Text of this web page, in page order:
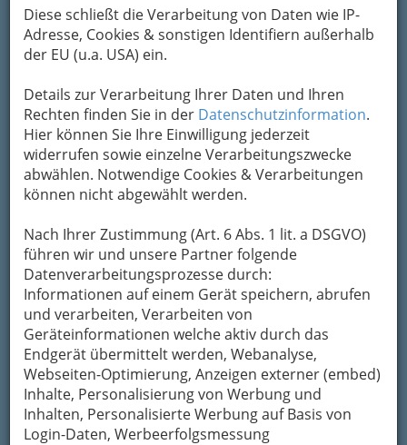
Diese schließt die Verarbeitung von Daten wie IP-
Adresse, Cookies & sonstigen Identifiern außerhalb
der EU (u.a. USA) ein.
Details zur Verarbeitung Ihrer Daten und Ihren
Rechten finden Sie in der Datenschutzinformation.
Hier können Sie Ihre Einwilligung jederzeit
widerrufen sowie einzelne Verarbeitungszwecke
abwählen. Notwendige Cookies & Verarbeitungen
können nicht abgewählt werden.
Nach Ihrer Zustimmung (Art. 6 Abs. 1 lit. a DSGVO)
führen wir und unsere Partner folgende
Datenverarbeitungsprozesse durch:
Informationen auf einem Gerät speichern, abrufen
und verarbeiten, Verarbeiten von
Geräteinformationen welche aktiv durch das
Endgerät übermittelt werden, Webanalyse,
Webseiten-Optimierung, Anzeigen externer (embed)
Inhalte, Personalisierung von Werbung und
Inhalten, Personalisierte Werbung auf Basis von
Login-Daten, Werbeerfolgsmessung
Karte anzeigen
Die Speisen der Welt